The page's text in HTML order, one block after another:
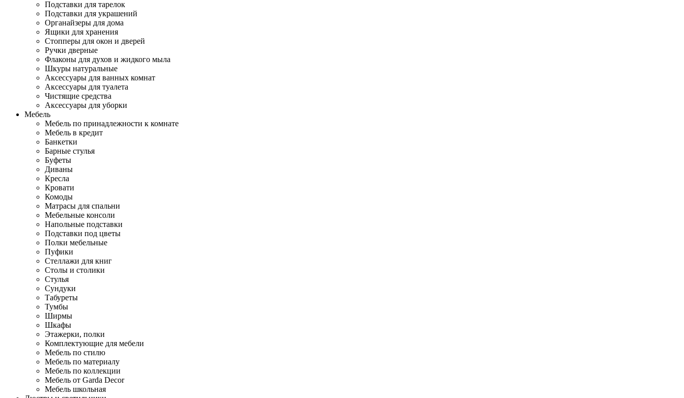
Подставки для тарелок
Подставки для украшений
Органайзеры для дома
Ящики для хранения
Стопперы для окон и дверей
Ручки дверные
Флаконы для духов и жидкого мыла
Шкуры натуральные
Аксессуары для ванных комнат
Аксессуары для туалета
Чистящие средства
Аксессуары для уборки
Мебель
Мебель по принадлежности к комнате
Мебель в кредит
Банкетки
Барные стулья
Буфеты
Диваны
Кресла
Кровати
Комоды
Матрасы для спальни
Мебельные консоли
Напольные подставки
Подставки под цветы
Полки мебельные
Пуфики
Стеллажи для книг
Столы и столики
Стулья
Сундуки
Табуреты
Тумбы
Ширмы
Шкафы
Этажерки, полки
Комплектующие для мебели
Мебель по стилю
Мебель по материалу
Мебель по коллекции
Мебель от Garda Decor
Мебель школьная